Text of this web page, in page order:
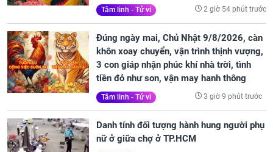
Tâm linh - Tử vi 2 giờ 54 phút trước
Đúng ngày mai, Chủ Nhật 9/8/2026, càn
khôn xoay chuyển, vận trình thịnh vượng,
3 con giáp nhận phúc khí nhà trời, tình
tiền đỏ như son, vận may hanh thông
Tâm linh - Tử vi 3 giờ 9 phút trước
Danh tính đối tượng hành hung người phụ
nữ ở giữa chợ ở TP.HCM